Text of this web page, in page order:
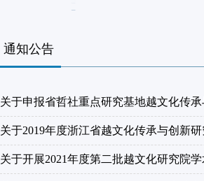
通知公告
关于申报省哲社重点研究基地越文化传
关于2019年度浙江省越文化传承与创新
关于开展2021年度第二批越文化研究院